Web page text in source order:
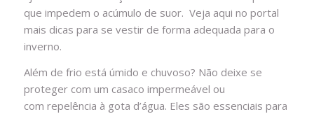
que impedem o acúmulo de suor. Veja aqui no portal
mais dicas para se vestir de forma adequada para o
inverno.
Além de frio está úmido e chuvoso? Não deixe se
proteger com um casaco impermeável ou
com repelência à gota d’água. Eles são essenciais para